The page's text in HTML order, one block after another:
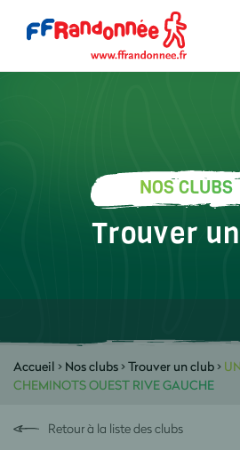
NOS CLUBS
Trouver
Accueil > Nos clubs>Trouver un club>
CHEMINOTS OUEST RIVE GAUCHE
Retour à la liste des clubs